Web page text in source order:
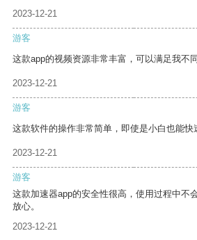
2023-12-21
游客
这款app的视频资源非常丰富，可以满足我不
2023-12-21
游客
这款软件的操作非常简单，即使是小白也能快
2023-12-21
游客
这款加速器app的安全性很高，使用过程中不
放心。
2023-12-21